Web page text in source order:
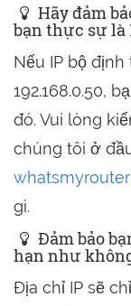
Hãy đảm
bạn thực sự là
Nếu IP bộ
192.168.0.50,
đó. Vui lòng
chúng tôi ở
gì.
Đảm bảo
hạn như không
Địa chỉ IP sẽ